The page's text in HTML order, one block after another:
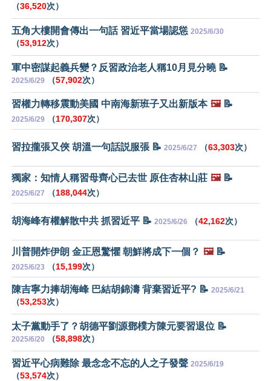
（36,520次）
五角大樓開會傳出一句話 習近平當場認慫 2025/6/30
（53,912次）
軍中密謀起義兵變？反習政治老人稱10月見分曉 📝
2025/6/29 （57,902次）
習權力轉移震動美國 中南海新班子又出新版本 🖼️📝
2025/6/29 （170,307次）
習拉攏張又俠 胡溫一句話説服張 📝 2025/6/27 （63,303次）
獨家：知情人稱習母齊心已去世 原住杏林山莊 🖼️📝
2025/6/27 （188,044次）
胡海峰有權解散中共 抓習近平 📝 2025/6/26 （42,162次）
川普開炸伊朗 金正恩驚懼 朝鮮將成下一個？ 🖼️📝
2025/6/23 （15,199次）
陳吉寧力捧胡海峰 巴結胡錦濤 背棄習近平? 📝 2025/6/21
（53,253次）
太子黨動手了？胡德平劉源鄧樸方陳元要習退位 📝
2025/6/20 （58,898次）
習近平心病難除 最念念不忘的人之子發聲 2025/6/19
（53,574次）